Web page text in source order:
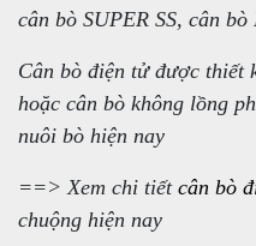
cân bò SUPER SS, cân
Cân bò điện tử được thiết
hoặc cân bò không lồng
nuôi bò hiện nay
==> Xem chi tiết cân bò
chuộng hiện nay